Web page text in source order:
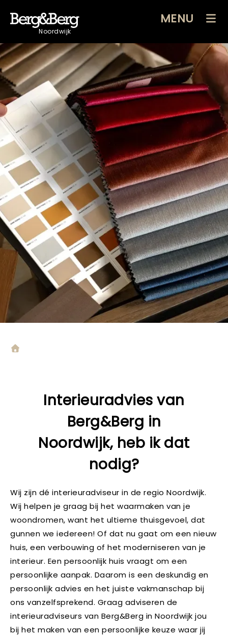
Noordwijk
MENU
Interieuradvies van
Berg&Berg in
Noordwijk, heb ik dat
nodig?
Wij zijn dé interieuradviseur in de regio Noordwijk.
Wij helpen je graag bij het waarmaken van je
woondromen, want het ultieme thuisgevoel, dat
gunnen we iedereen! Of dat nu gaat om een nieuw
huis, een verbouwing of het moderniseren van je
interieur. Een persoonlijk huis vraagt om een
persoonlijke aanpak. Daarom is een deskundig en
persoonlijk advies en het juiste vakmanschap bij
ons vanzelfsprekend. Graag adviseren de
interieuradviseurs van Berg&Berg in Noordwijk jou
bij het maken van een persoonlijke keuze waar jij